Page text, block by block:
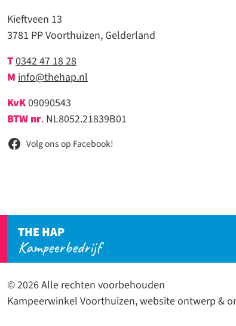
Kieftveen 13
3781 PP Voorthuizen, Gelderland
T0342 47 18 28
M info@thehap.nl
KvK09090543
BTW nr. NL8052.21839B01
Volg ons op Facebook!
THE HAP
Kampeerbedrijf
© 2026 Alle rechten voorbehouden
Kampeerwinkel Voorthuizen, website ontwerp &